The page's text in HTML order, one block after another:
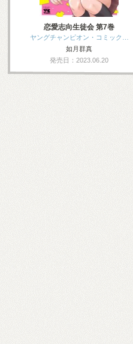
恋愛志向生徒会 第7巻
ヤングチャンピオン・コミック…
如月群真
発売日：2023.06.20